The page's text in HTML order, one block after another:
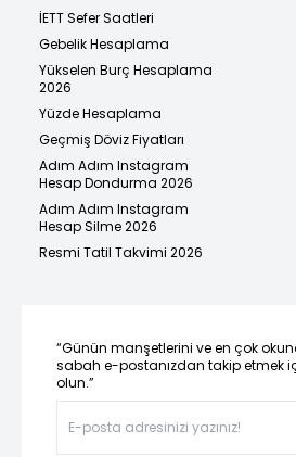
İETT Sefer Saatleri
Gebelik Hesaplama
Yükselen Burç Hesaplama
2026
Yüzde Hesaplama
Geçmiş Döviz Fiyatları
Adım Adım Instagram
Hesap Dondurma 2026
Adım Adım Instagram
Hesap Silme 2026
Resmi Tatil Takvimi 2026
“Günün manşetlerini ve en çok
sabah e-postanızdan takip etmek
olun.”